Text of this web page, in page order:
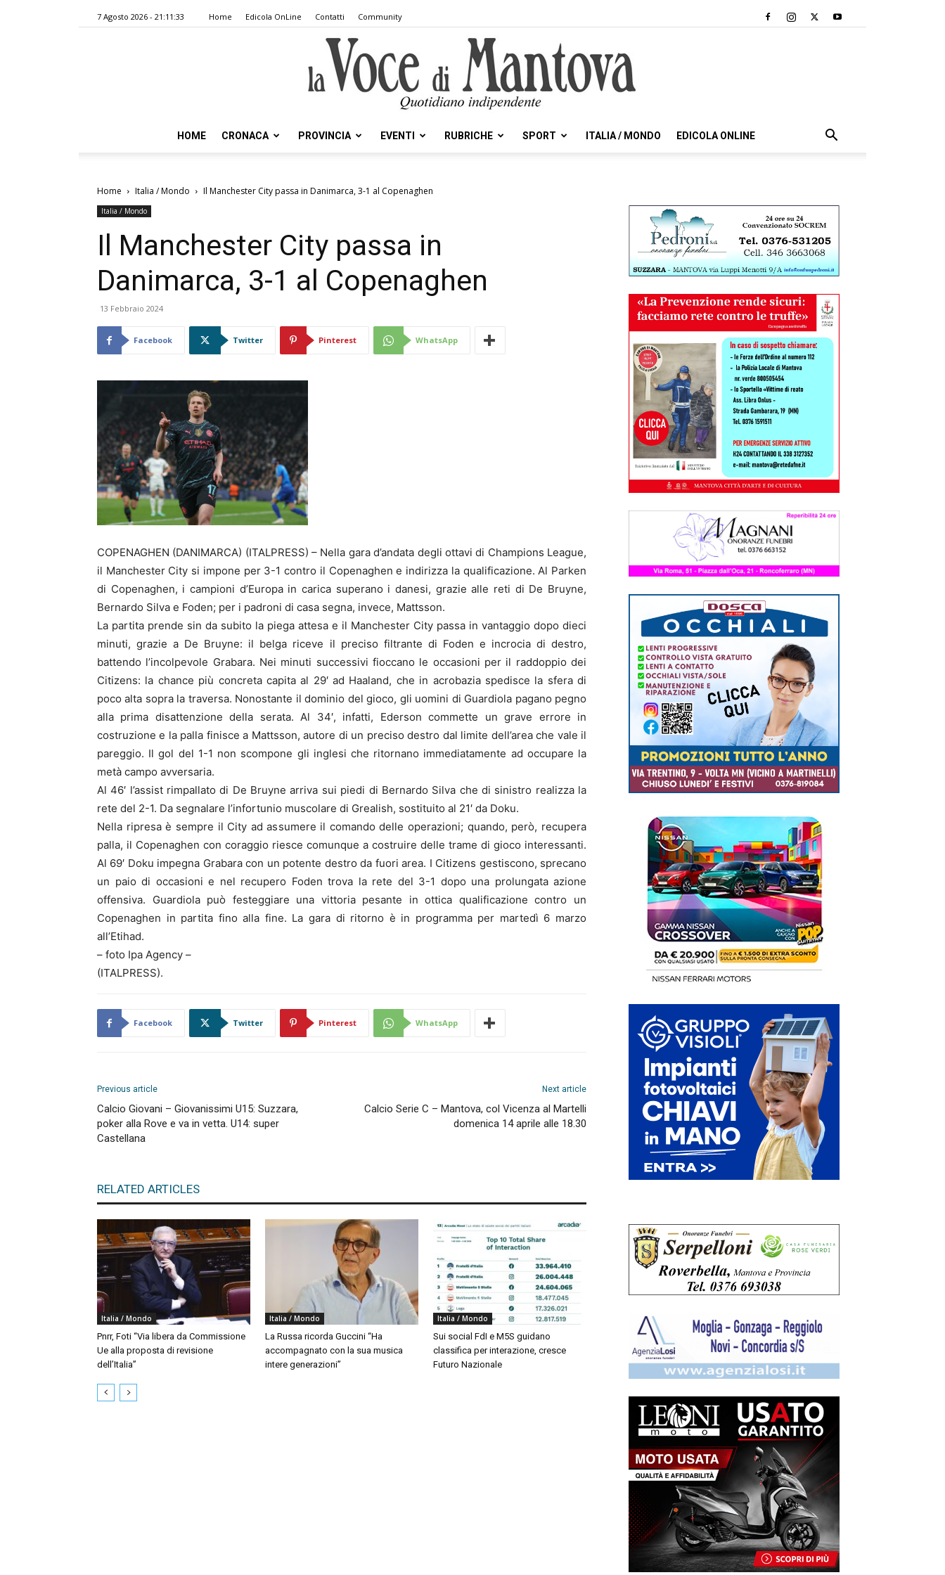
7 Agosto 2026 - 21:11:33 Home Edicola OnLine Contatti Community
HOME CRONACA PROVINCIA EVENTI RUBRICHE SPORT ITALIA / MONDO EDICOLA ONLINE
Home Italia / Mondo Il Manchester City passa in Danimarca, 3-1 al Copenaghen
Italia / Mondo
Il Manchester City passa in
Danimarca, 3-1 al Copenaghen
13 Febbraio 2024
Facebook Twitter Pinterest WhatsApp
COPENAGHEN (DANIMARCA) (ITALPRESS) – Nella gara d’andata degli ottavi di Champions League,
il Manchester City si impone per 3-1 contro il Copenaghen e indirizza la qualificazione. Al Parken
di Copenaghen, i campioni d’Europa in carica superano i danesi, grazie alle reti di De Bruyne,
Bernardo Silva e Foden; per i padroni di casa segna, invece, Mattsson.
La partita prende sin da subito la piega attesa e il Manchester City passa in vantaggio dopo dieci
minuti, grazie a De Bruyne: il belga riceve il preciso filtrante di Foden e incrocia di destro,
battendo l’incolpevole Grabara. Nei minuti successivi fioccano le occasioni per il raddoppio dei
Citizens: la chance più concreta capita al 29′ ad Haaland, che in acrobazia spedisce la sfera di
poco alta sopra la traversa. Nonostante il dominio del gioco, gli uomini di Guardiola pagano pegno
alla prima disattenzione della serata. Al 34′, infatti, Ederson commette un grave errore in
costruzione e la palla finisce a Mattsson, autore di un preciso destro dal limite dell’area che vale il
pareggio. Il gol del 1-1 non scompone gli inglesi che ritornano immediatamente ad occupare la
metà campo avversaria.
Al 46′ l’assist rimpallato di De Bruyne arriva sui piedi di Bernardo Silva che di sinistro realizza la
rete del 2-1. Da segnalare l’infortunio muscolare di Grealish, sostituito al 21′ da Doku.
Nella ripresa è sempre il City ad assumere il comando delle operazioni; quando, però, recupera
palla, il Copenaghen con coraggio riesce comunque a costruire delle trame di gioco interessanti.
Al 69′ Doku impegna Grabara con un potente destro da fuori area. I Citizens gestiscono, sprecano
un paio di occasioni e nel recupero Foden trova la rete del 3-1 dopo una prolungata azione
offensiva. Guardiola può festeggiare una vittoria pesante in ottica qualificazione contro un
Copenaghen in partita fino alla fine. La gara di ritorno è in programma per martedì 6 marzo
all’Etihad.
– foto Ipa Agency –
(ITALPRESS).
Facebook Twitter Pinterest WhatsApp
Previous article
Calcio Giovani – Giovanissimi U15: Suzzara,
poker alla Rove e va in vetta. U14: super
Castellana
Next article
Calcio Serie C – Mantova, col Vicenza al Martelli
domenica 14 aprile alle 18.30
RELATED ARTICLES
Italia / Mondo
Pnrr, Foti “Via libera da Commissione
Ue alla proposta di revisione
dell’Italia”
Italia / Mondo
La Russa ricorda Guccini “Ha
accompagnato con la sua musica
intere generazioni”
Italia / Mondo
Sui social FdI e M5S guidano
classifica per interazione, cresce
Futuro Nazionale